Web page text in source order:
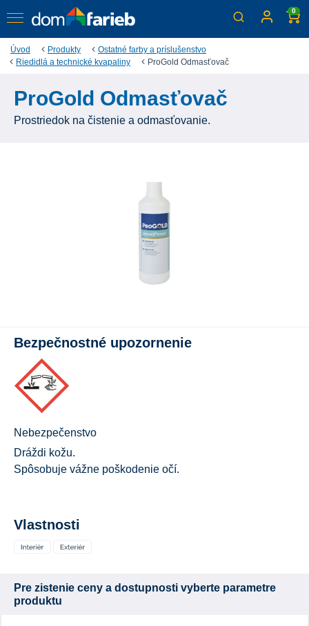
0
Úvod Produkty
Ostatné farby a príslušenstvo
Riedidlá a technické kvapaliny
ProGold Odmasťovač
ProGold Odmasťovač
Prostriedok na čistenie a odmasťovanie.
Bezpečnostné upozornenie
Nebezpečenstvo
Dráždi kožu.
Spôsobuje vážne poškodenie očí.
Vlastnosti
Pre zistenie ceny a dostupnosti vyberte parametre
produktu